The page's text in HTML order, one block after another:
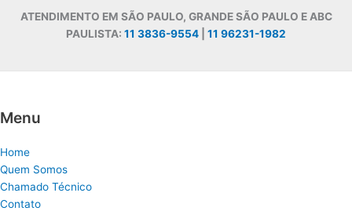
ATENDIMENTO EM SÃO PAULO, GRANDE SÃO PAULO E ABC
PAULISTA: 11 3836-9554 11 96231-1982
Menu
Home
Quem Somos
Chamado Técnico
Contato